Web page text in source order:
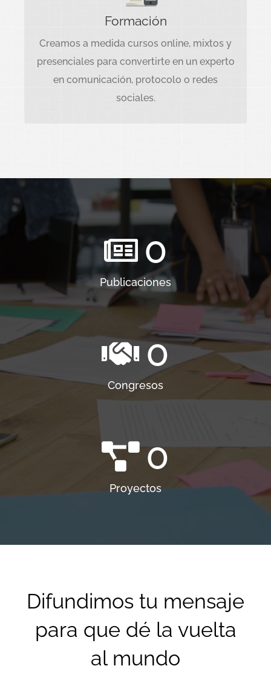
Formación
Creamos a medida cursos online, mixtos y
presenciales para convertirte en un experto
en comunicación, protocolo o redes
sociales.
Creamos cursos a medida online, mixtos y
presenciales en cualquiera de las
especialidades que precise.
0
Publicaciones
0
Congresos
0
Proyectos
Difundimos tu mensaje
para que dé la vuelta
al mundo